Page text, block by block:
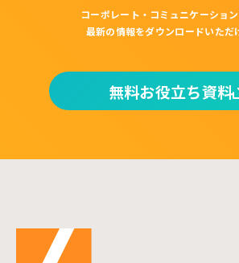
コーポレート・コミュニケーショ
最新の情報をダウンロードいただ
無料お役立ち資料